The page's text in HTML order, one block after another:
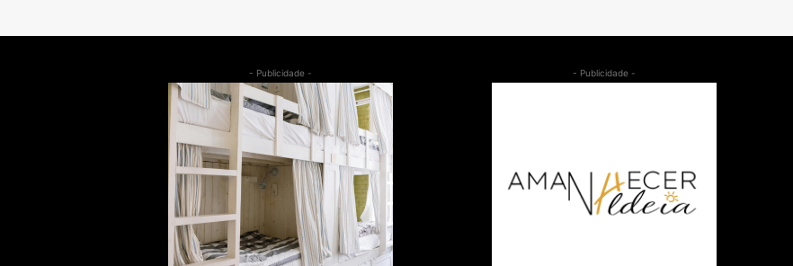
- Publicidade - - Publicidade -